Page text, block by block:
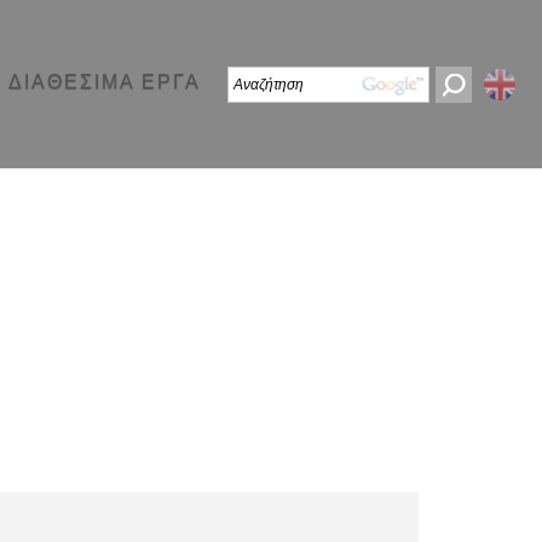
ΔΙΑΘΕΣΙΜΑ ΕΡΓΑ